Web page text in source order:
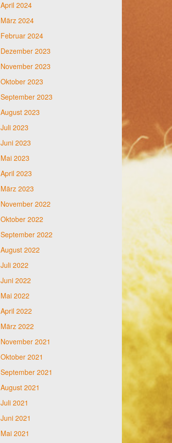
April 2024
März 2024
Februar 2024
Dezember 2023
November 2023
Oktober 2023
September 2023
August 2023
Juli 2023
Juni 2023
Mai 2023
April 2023
März 2023
November 2022
Oktober 2022
September 2022
August 2022
Juli 2022
Juni 2022
Mai 2022
April 2022
März 2022
November 2021
Oktober 2021
September 2021
August 2021
Juli 2021
Juni 2021
Mai 2021